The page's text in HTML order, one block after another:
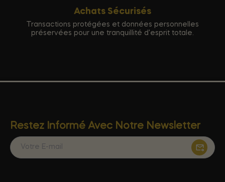
Achats Sécurisés
Transactions protégées et données personnelles
préservées pour une tranquillité d'esprit totale.
Restez Informé Avec Notre Newsletter